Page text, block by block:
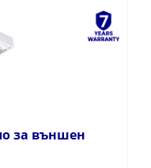
за външен